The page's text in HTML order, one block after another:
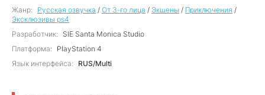
Жанр:
Русская озвучка / От 3-го лица / Экшены / Приключения /
Эксклюзивы ps4
Разработчик:
SIE Santa Monica Studio
Платформа:
PlayStation 4
Язык интерфейса:
RUS/Multi